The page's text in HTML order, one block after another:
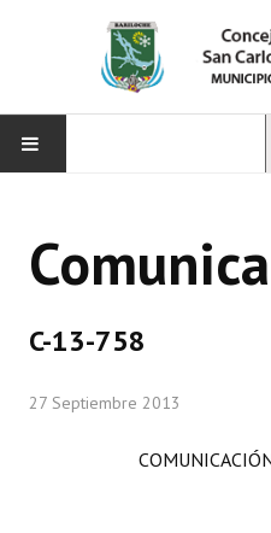
CONCEJO
Comisiones Permanentes
Comisiones Especiales
C-13-758
27 Septiembre 2013